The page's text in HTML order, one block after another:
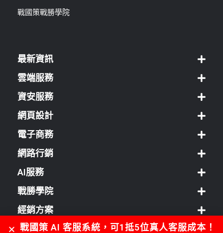
戰國策戰勝學院
最新資訊
雲端服務
資安服務
網頁設計
電子商務
網路行銷
AI服務
戰勝學院
經銷方案
客服中心
戰國策 AI 客服系統，可1抵5位真人客服成本！